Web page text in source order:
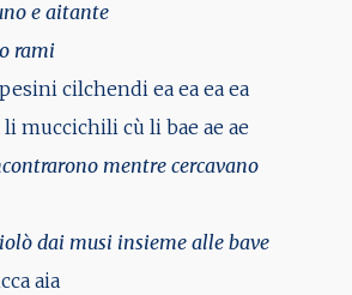
e aitante
rami
cilchendi ea ea ea ea
muccichili cù li bae ae ae
mentre cercavano
dai musi insieme alle bave
aia